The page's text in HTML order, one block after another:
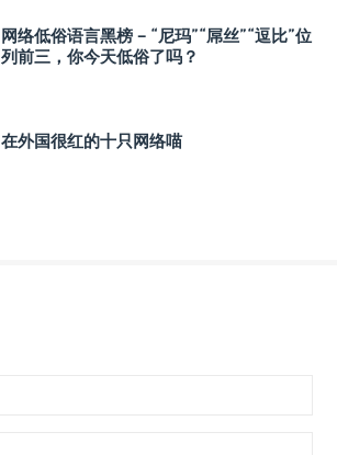
网络低俗语言黑榜 – “尼玛”“屌丝”“逗比”位
列前三，你今天低俗了吗？
在外国很红的十只网络喵